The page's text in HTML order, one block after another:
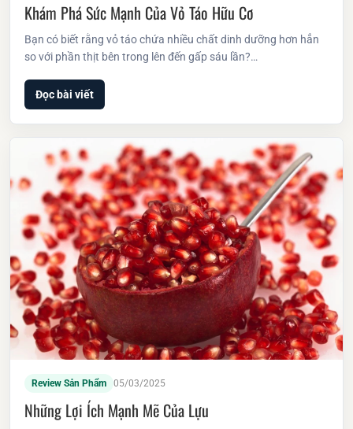
Khám Phá Sức Mạnh Của Vỏ Táo Hữu Cơ
Bạn có biết rằng vỏ táo chứa nhiều chất dinh dưỡng hơn hẳn
so với phần thịt bên trong lên đến gấp sáu lần?…
Đọc bài viết
Review Sản Phẩm 05/03/2025
Những Lợi Ích Mạnh Mẽ Của Lựu